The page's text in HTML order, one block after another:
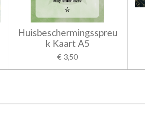
Huisbeschermingsspreu
k Kaart A5
€ 3,50